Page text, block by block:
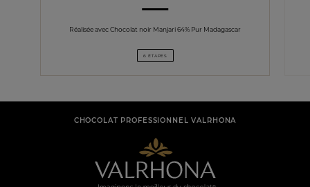
Réalisée avec Chocolat noir Manjari 64% Pur Madagascar
6 ÉTAPES
CHOCOLAT PROFESSIONNEL VALRHONA